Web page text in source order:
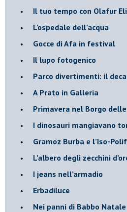
​Il tuo tempo con Olafur
​L’ospedale dell’acqua
​Gocce di Afa in festival
​Il lupo fotogenico
​Parco divertimenti: il
​A Prato in Galleria
​Primavera nel Borgo
I dinosauri mangiavano
​Gramoz Burba e l’Iso-
L’albero degli zecchini
​I jeans nell’armadio
Erbadiluce
Nei panni di Babbo Natale